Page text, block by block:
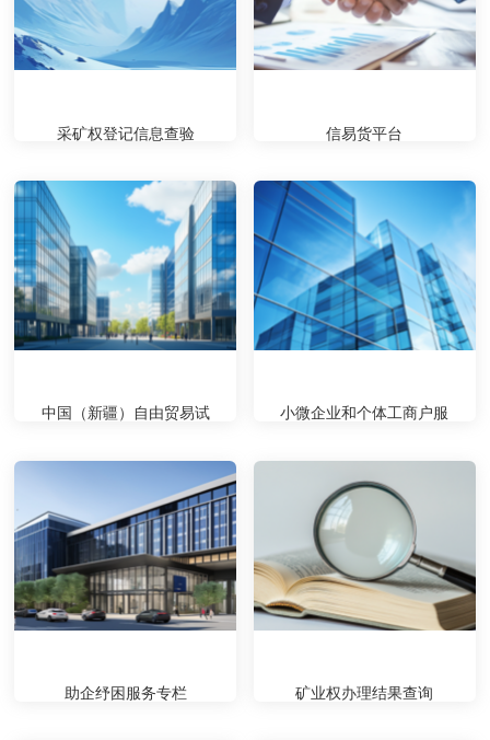
采矿权登记信息查验 信易货平台
中国（新疆）自由贸易试
小微企业和个体工商户服
助企纾困服务专栏 矿业权办理结果查询